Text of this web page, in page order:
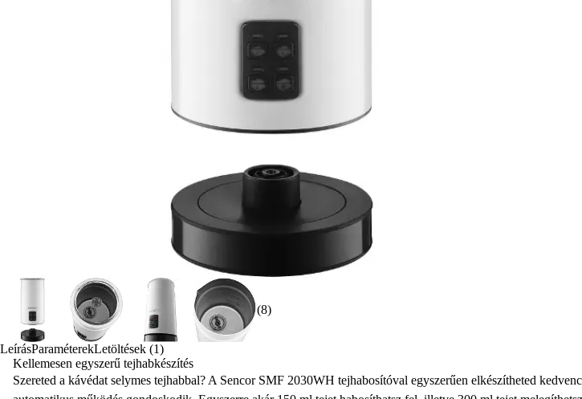
(8)
LeírásParaméterekLetöltések (1)
Kellemesen egyszerű tejhabkészítés
Szereted a kávédat selymes tejhabbal? A Sencor SMF 2030WH tejhabosítóval egyszerűen elkészítheted